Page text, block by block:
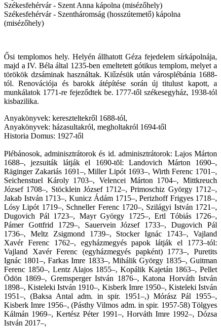
Székesfehérvár - Szent Anna kápolna (misézőhely)
Székesfehérvár - Szentháromság (hosszútemető) kápolna
(misézőhely)
Ősi templomos hely. Helyén állhatott Géza fejedelem sírkápolnája,
majd a IV. Béla által 1235-ben emeltetett gótikus templom, melyet a
törökök dzsáminak használtak. Kiűzésük után városplébánia 1688-
tól. Renovációja és barokk átépítése során új titulust kapott, a
munkálatok 1771-re fejeződtek be. 1777-től székesegyház, 1938-tól
kisbazilika.
Anyakönyvek: kereszteltekről 1688-tól,
Anyakönyvek: házasultakról, megholtakról 1694-től
Historia Domus: 1927-től
Plébánosok, adminisztrátorok és id. adminisztrátorok: Lajos Márton
1688–, jezsuiták látják el 1690-tõl: Landovich Márton 1690–,
Räginger Zakariás 1691–, Miller Lipót 1693–, Wirth Ferenc 1701–,
Seichenstuel Károly 1703–, Velencei Márton 1704–, Mittkreuch
József 1708–, Stöcklein József 1712–, Primoschiz György 1712–,
Jakab István 1713–, Kunicz Ádám 1715–, Perizhoff Frigyes 1718–,
Lósy Lipót 1719–, Schneller Ferenc 1720–, Szilágyi István 1721–,
Dugovich Pál 1723–, Mayr György 1725–, Ertl Tóbiás 1726–,
Pámer Gottfrid 1729–, Sauervein József 1733–, Dugovich Pál
1736–, Meltz Zsigmond 1739–, Stocker Ignác 1743–, Vajland
Xavér Ferenc 1762–, egyházmegyés papok látják el 1773–tól:
Vajland Xavér Ferenc (egyházmegyés papként) 1773–, Puretits
Ignác 1801–, Farkas Imre 1833–, Mihálik György 1835–, Guitman
Ferenc 1850–, Lentz Alajos 1855–, Kopálik Kajetán 1863–, Pellet
Ödön 1869–, Gremsperger István 1876–, Katona Horváth István
1898–, Kisteleki István 1910–, Kisberk Imre 1950–, Kisteleki István
1951–, (Baksa Antal adm. in spir. 1951–,) Mórász Pál 1955–,
Kisberk Imre 1956–, (Pásthy Vilmos adm. in spir. 1957-58) Tölgyes
Kálmán 1969–, Kertész Péter 1991–, Horváth Imre 1992–, Dózsa
István 2017–,